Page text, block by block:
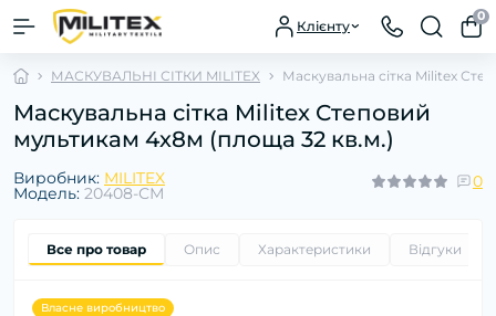
Клієнту
0
МАСКУВАЛЬНІ СІТКИ MILITEX Маскувальна сітка Militex
Маскувальна сітка Militex Степовий
мультикам 4х8м (площа 32 кв.м.)
Виробник: MILITEX
Модель: 20408-СМ
0
Все про товар Опис Характеристики Відгуки
Власне виробництво